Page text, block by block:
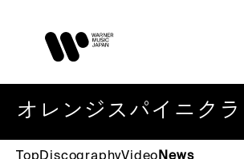
オレンジスパイニクラ